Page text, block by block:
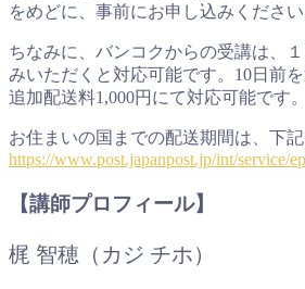
をめどに、事前にお申し込みください
ちなみに、バンコクからの受講は、
みいただくと対応可能です。10日前を
追加配送料1,000円にて対応可能です。
お住まいの国までの配送期間は、下記
https://www.post.japanpost.jp/int/service/
【講師プロフィール】
梶 智穂（カジ チホ）